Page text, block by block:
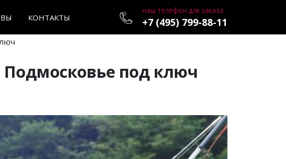
КОНТАКТЫ
наш телефон для заказа
+7 (495) 799-88-11
под ключ